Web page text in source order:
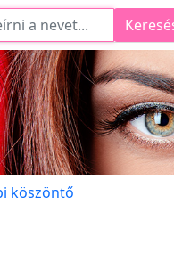
köszöntő